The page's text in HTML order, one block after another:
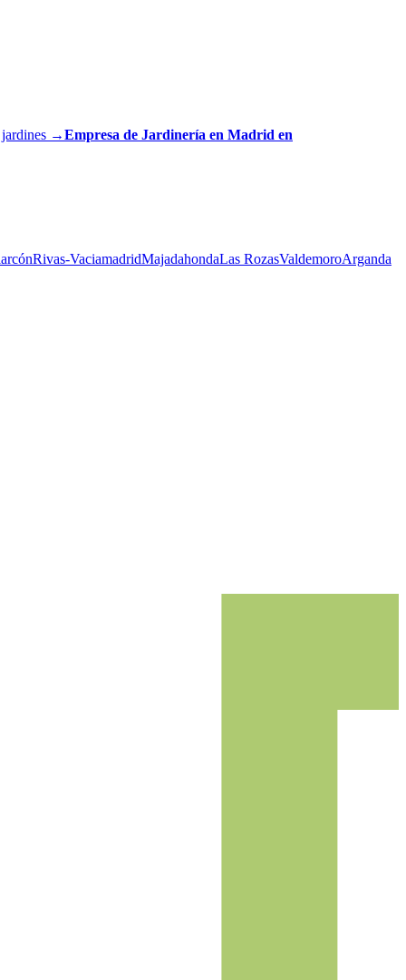
→Empresa de Jardinería en Madrid en
Rivas-VaciamadridMajadahondaLas RozasValdemoroArganda